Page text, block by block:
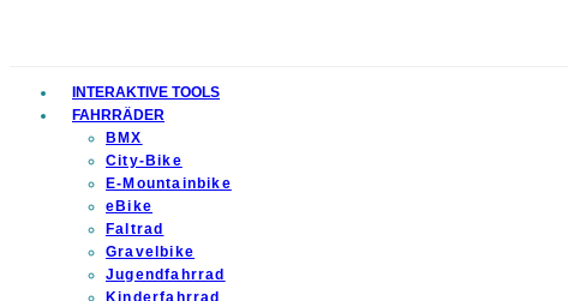
INTERAKTIVE TOOLS
FAHRRÄDER
BMX
City-Bike
E-Mountainbike
eBike
Faltrad
Gravelbike
Jugendfahrrad
Kinderfahrrad